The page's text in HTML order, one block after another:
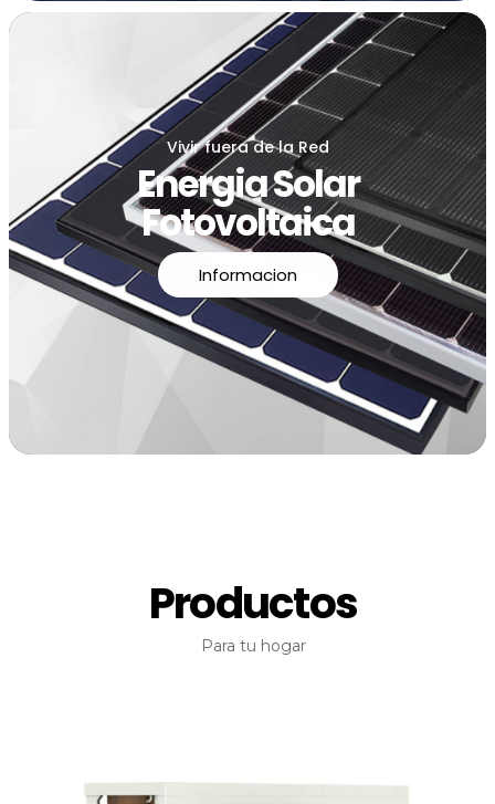
Vivir fuera de la Red
Energia Solar
Fotovoltaica
Informacion
Productos
Para tu hogar